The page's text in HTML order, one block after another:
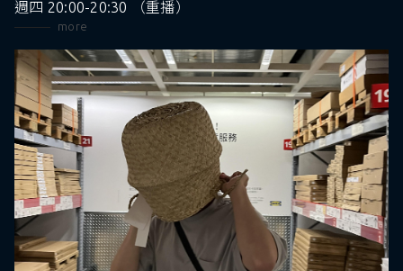
週四 20:00-20:30 （重播）
more